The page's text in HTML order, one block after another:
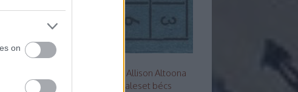
on
Allison Altoona
amz
arc ARRIVAL baleset bécs